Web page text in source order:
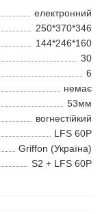
електронний
250*370*346
144*246*160
30
6
немає
53мм
вогнестійкий
LFS 60P
Griffon (Україна)
S2 + LFS 60P